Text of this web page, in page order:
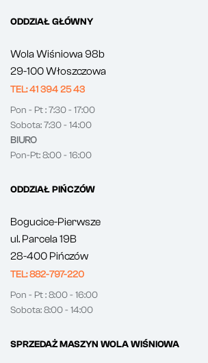
ODDZIAŁ GŁÓWNY
Wola Wiśniowa 98b
29-100 Włoszczowa
TEL: 41 394 25 43
Pon - Pt : 7:30 - 17:00
Sobota: 7:30 - 14:00
BIURO
Pon-Pt: 8:00 - 16:00
ODDZIAŁ PIŃCZÓW
Bogucice-Pierwsze
ul. Parcela 19B
28-400 Pińczów
TEL: 882-797-220
Pon - Pt : 8:00 - 16:00
Sobota: 8:00 - 14:00
SPRZEDAŻ MASZYN WOLA WIŚNIOWA